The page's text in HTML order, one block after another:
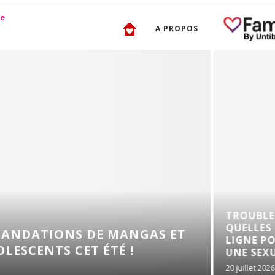
A PROPOS
DE MANGAS ET
ÉTÉ !
TROUBLES DE
QUELLES SOLUTIONS
LIGNE POUR
UNE SEXUALITÉ...